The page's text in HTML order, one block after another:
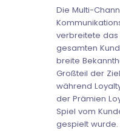
Die Multi-
verbreitete
gesamten
breite
Großteil der
während
der Prämien
Spiel vom
gespielt wurde.